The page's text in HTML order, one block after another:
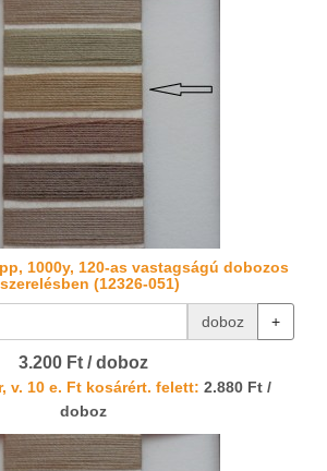
1000y, 120-as vastagságú dobozos
(12326-051)
doboz +
3.200 Ft / doboz
v. 10 e. Ft kosárért. felett: 2.880 Ft /
doboz